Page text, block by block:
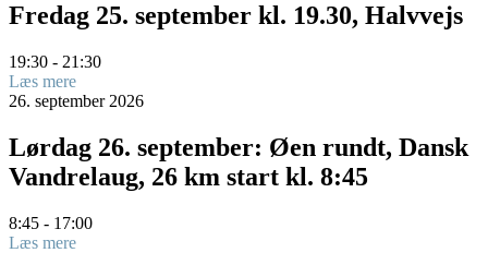
Fredag 25. september kl. 19.30, Halvvejs
19:30 - 21:30
Læs mere
26. september 2026
Lørdag 26. september: Øen rundt, Dansk
Vandrelaug, 26 km start kl. 8:45
8:45 - 17:00
Læs mere